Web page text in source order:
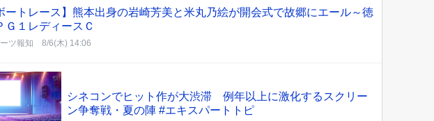
ートレース】熊本出身の岩崎芳美と米丸乃絵が開会式で故郷にエール～徳
Ｇ１レディースＣ
ツ報知 8/6(木) 14:06
シネコンでヒット作が大渋滞 例年以上に激化するスクリー
ン争奪戦・夏の陣 #エキスパートトピ